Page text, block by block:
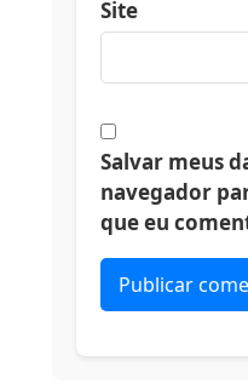
Site
Salvar meus
navegador
que eu